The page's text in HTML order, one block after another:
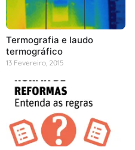
Termografia e laudo
termográfico
13 Fevereiro, 2015